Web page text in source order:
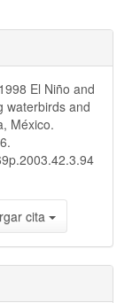
El Niño and
waterbirds and
México.
cita